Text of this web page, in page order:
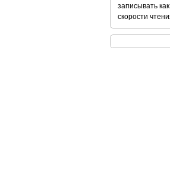
записывать
скорости